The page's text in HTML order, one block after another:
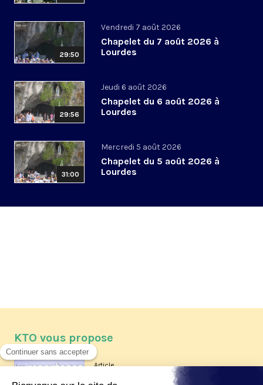
29:50
Vendredi 7 août 2026
Chapelet du 7 août 2026 à
Lourdes
29:56
Jeudi 6 août 2026
Chapelet du 6 août 2026 à
Lourdes
31:00
Mercredi 5 août 2026
Chapelet du 5 août 2026 à
Lourdes
KTO vous propose
Article
Les reportages d'été 2026 de KTO